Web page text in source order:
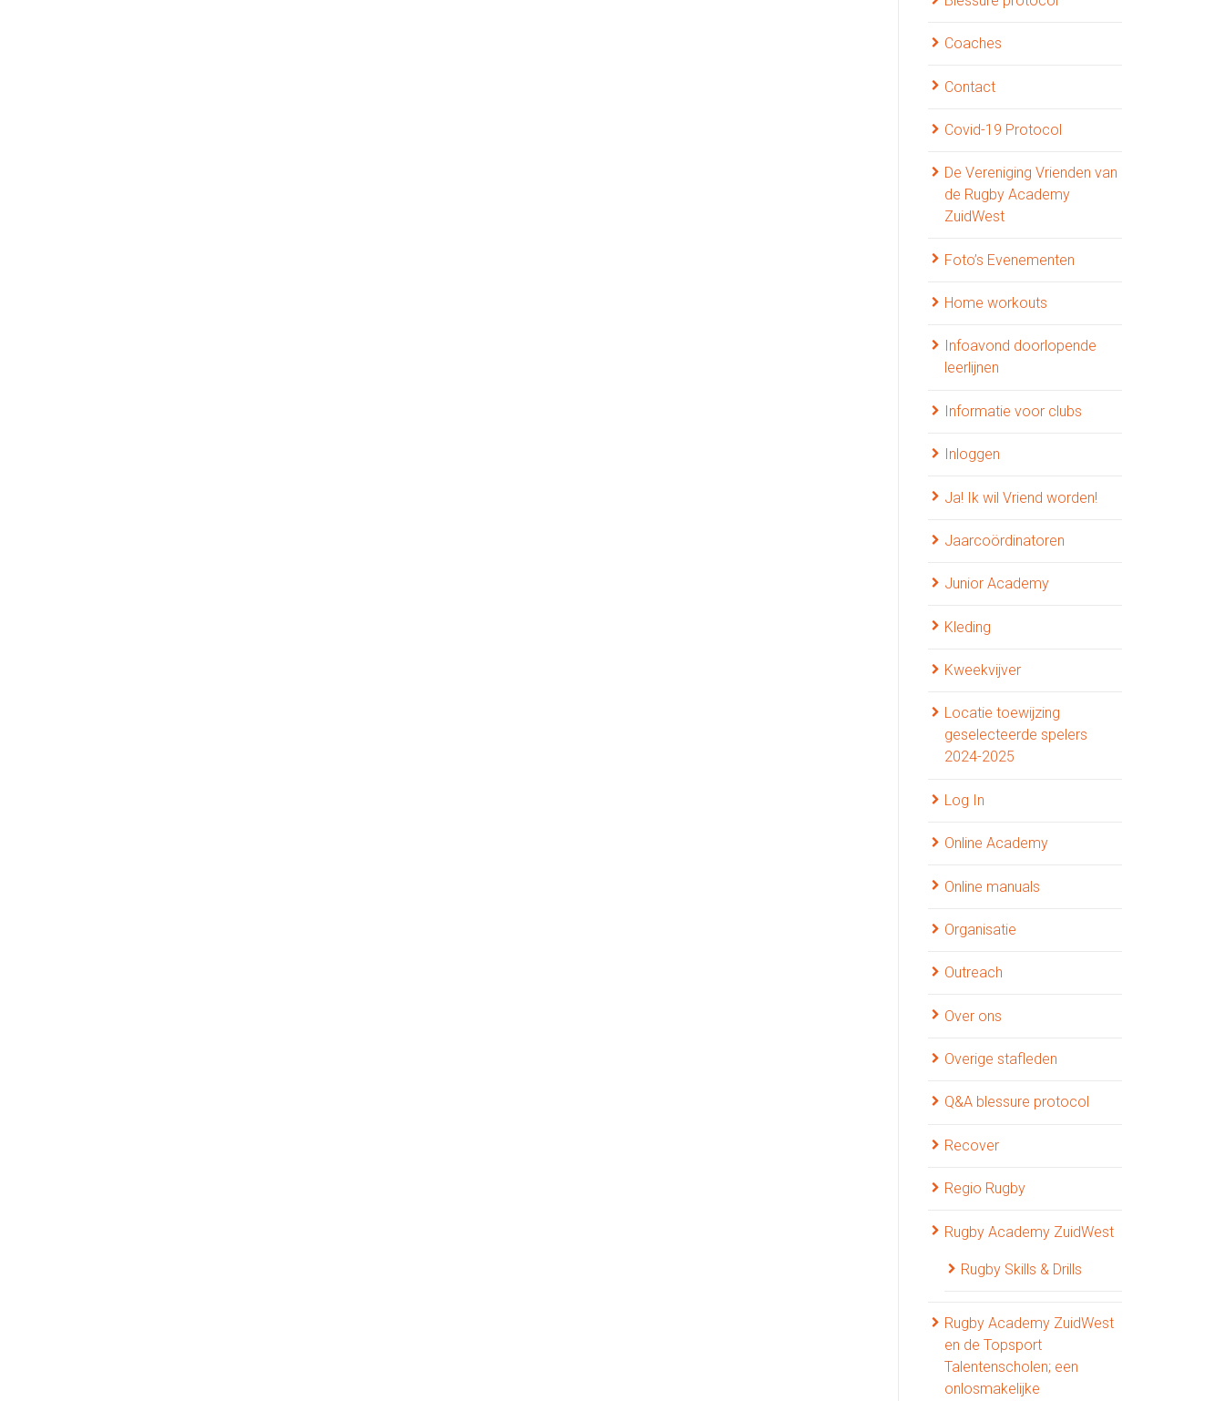
Coaches
Contact
Covid-19 Protocol
De Vereniging Vrienden van
de Rugby Academy
ZuidWest
Foto’s Evenementen
Home workouts
Infoavond doorlopende
leerlijnen
Informatie voor clubs
Inloggen
Ja! Ik wil Vriend worden!
Jaarcoördinatoren
Junior Academy
Kleding
Kweekvijver
Locatie toewijzing
geselecteerde spelers
2024-2025
Log In
Online Academy
Online manuals
Organisatie
Outreach
Over ons
Overige stafleden
Q&A blessure protocol
Recover
Regio Rugby
Rugby Academy ZuidWest
Rugby Skills & Drills
Rugby Academy ZuidWest
en de Topsport
Talentenscholen; een
onlosmakelijke